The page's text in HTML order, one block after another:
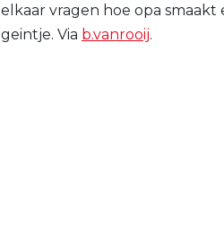
elkaar vragen hoe opa
geintje. Via b.vanrooij.